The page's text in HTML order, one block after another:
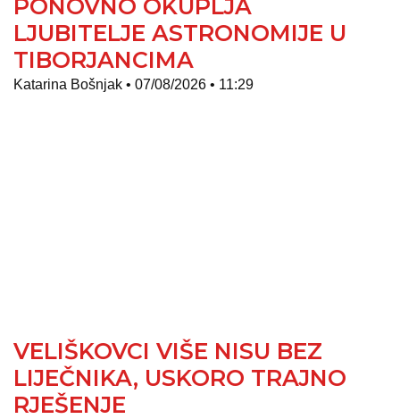
PONOVNO OKUPLJA
LJUBITELJE ASTRONOMIJE U
TIBORJANCIMA
Katarina Bošnjak 07/08/2026 11:29
VELIŠKOVCI VIŠE NISU BEZ
LIJEČNIKA, USKORO TRAJNO
RJEŠENJE